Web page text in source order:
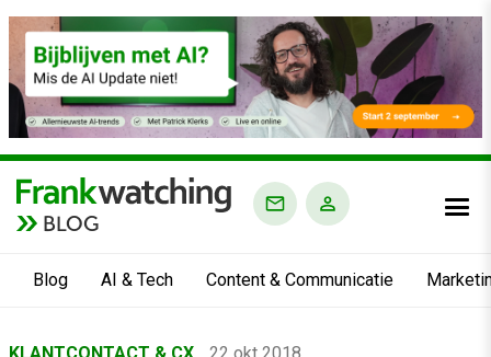
BLOG
Blog AI & Tech Content & Communicatie